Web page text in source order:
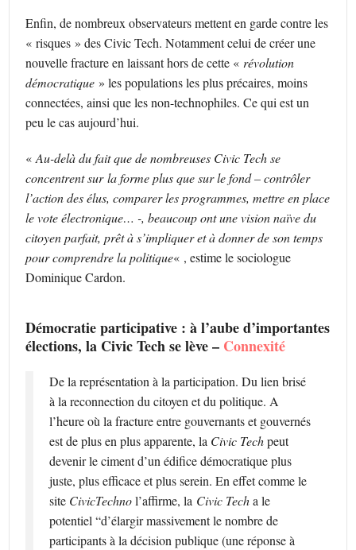
Enfin, de nombreux observateurs mettent en garde contre les
« risques » des Civic Tech. Notamment celui de créer une
nouvelle fracture en laissant hors de cette « révolution
démocratique » les populations les plus précaires, moins
connectées, ainsi que les non-technophiles. Ce qui est un
peu le cas aujourd’hui.
«Au-delà du fait que de nombreuses Civic Tech se
concentrent sur la forme plus que sur le fond – contrôler
l’action des élus, comparer les programmes, mettre en place
le vote électronique… -, beaucoup ont une vision naïve du
citoyen parfait, prêt à s’impliquer et à donner de son temps
pour comprendre la politique« , estime le sociologue
Dominique Cardon.
Démocratie participative : à l’aube d’importantes
élections, la Civic Tech se lève – Connexité
De la représentation à la participation. Du lien brisé
à la reconnection du citoyen et du politique. A
l’heure où la fracture entre gouvernants et gouvernés
est de plus en plus apparente, la Civic Techpeut
devenir le ciment d’un édifice démocratique plus
juste, plus efficace et plus serein. En effet comme le
site CivicTechnol’affirme, la Civic Techa le
potentiel “d’élargir massivement le nombre de
participants à la décision publique (une réponse à